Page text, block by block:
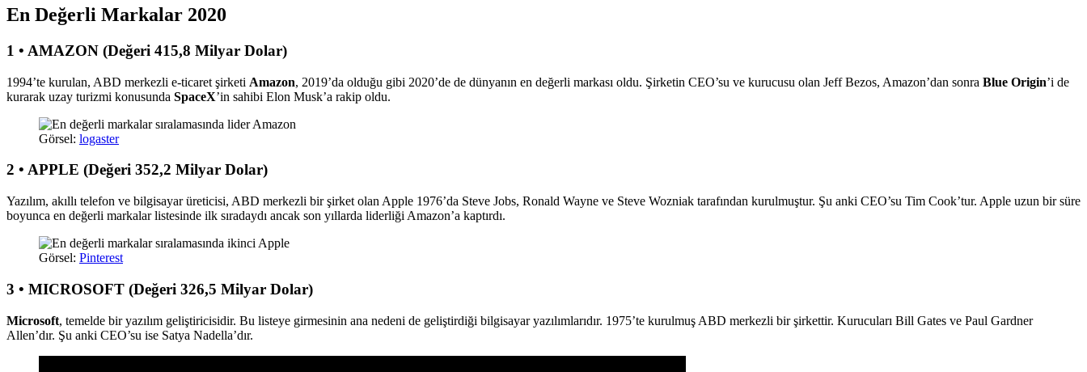
En Değerli Markalar 2020
1 • AMAZON (Değeri 415,8 Milyar Dolar)
1994’te kurulan, ABD merkezli e-ticaret şirketi Amazon, 2019’da olduğu gibi 2020’de de dünyanın en değerli markası oldu. Şirketin CEO’su ve kurucusu olan Jeff Bezos, Amazon’dan sonra Blue Origin’i de
kurarak uzay turizmi konusunda SpaceX’in sahibi Elon Musk’a rakip oldu.
Görsel: logaster
2 • APPLE (Değeri 352,2 Milyar Dolar)
Yazılım, akıllı telefon ve bilgisayar üreticisi, ABD merkezli bir şirket olan Apple 1976’da Steve Jobs, Ronald Wayne ve Steve Wozniak tarafından kurulmuştur. Şu anki CEO’su Tim Cook’tur. Apple uzun bir süre
boyunca en değerli markalar listesinde ilk sıradaydı ancak son yıllarda liderliği Amazon’a kaptırdı.
Görsel: Pinterest
3 • MICROSOFT (Değeri 326,5 Milyar Dolar)
Microsoft, temelde bir yazılım geliştiricisidir. Bu listeye girmesinin ana nedeni de geliştirdiği bilgisayar yazılımlarıdır. 1975’te kurulmuş ABD merkezli bir şirkettir. Kurucuları Bill Gates ve Paul Gardner
Allen’dır. Şu anki CEO’su ise Satya Nadella’dır.